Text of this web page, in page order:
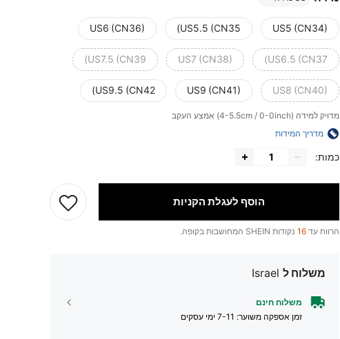
US5 (CN34)
US5.5 (CN35)
US6 (CN36)
US6.5 (CN37)
US7 (CN38)
US7.5 (CN39)
US8 (CN40)
US9 (CN41)
US9.5 (CN42)
מדויק למידה (4-5.5cm / 0-0inch) אמצע העקב
מדריך המידות
כמות:
הוסף לעגלת הקניות
הרווח עד 16 נקודות SHEIN המחושבות בקופה.
משלוח ל Israel
משלוח חינם
זמן אספקה ​​משוער: 7-11 ימי עסקים